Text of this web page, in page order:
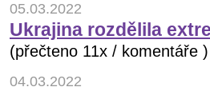
05.03.2022
Ukrajina rozdělila
(přečteno 11x / komentáře )
04.03.2022